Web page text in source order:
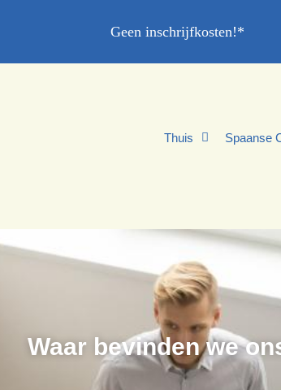
Geen inschrijfkosten!*
Thuis Spaanse
Waar bevinden we